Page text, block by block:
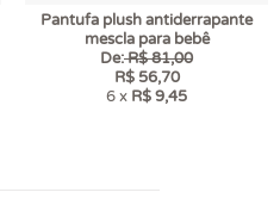
Pantufa plush antiderrapante
mescla para bebê
De:R$ 81,00
R$ 56,70
6 x R$ 9,45